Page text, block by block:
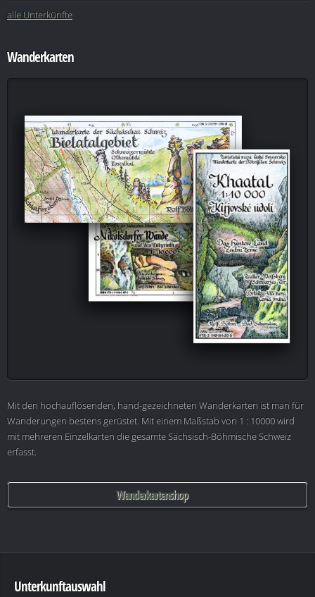
alle Unterkünfte
Wanderkarten
Mit den hochauflösenden, hand-gezeichneten Wanderkarten ist man für
Wanderungen bestens gerüstet. Mit einem Maßstab von 1 : 10000 wird
mit mehreren Einzelkarten die gesamte Sächsisch-Böhmische Schweiz
erfasst.
Wanderkartenshop
Unterkunftauswahl